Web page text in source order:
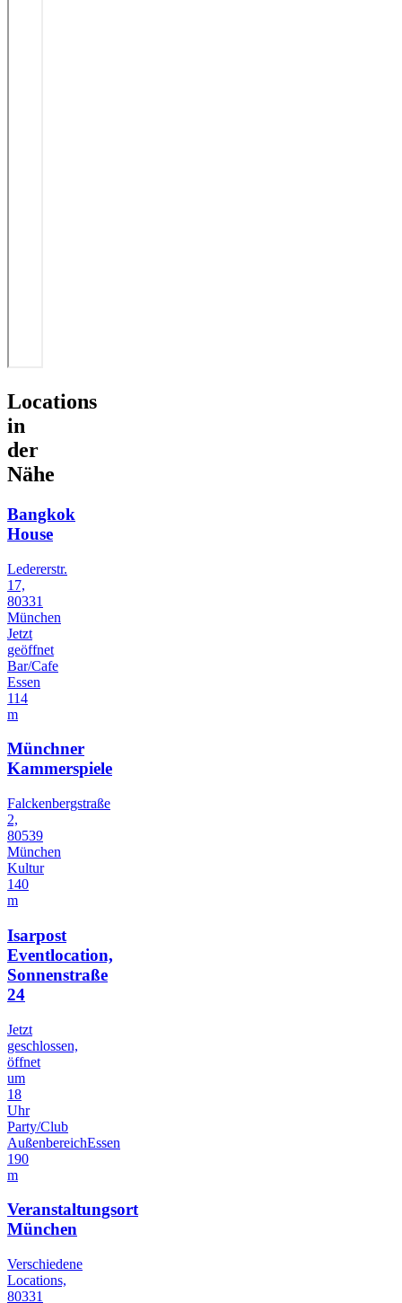
Locations
in
der
Nähe
Bangkok
House
Ledererstr.
17,
80331
München
Jetzt
geöffnet
Bar/Cafe
Essen
114
m
Münchner
Kammerspiele
Falckenbergstraße
2,
80539
München
Kultur
140
m
Isarpost
Eventlocation,
Sonnenstraße
24
Jetzt
geschlossen,
öffnet
um
18
Uhr
Party/Club
AußenbereichEssen
190
m
Veranstaltungsort
München
Verschiedene
Locations,
80331